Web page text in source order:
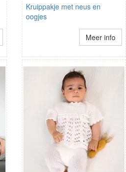
Kruippakje met neus en
oogjes
Meer info